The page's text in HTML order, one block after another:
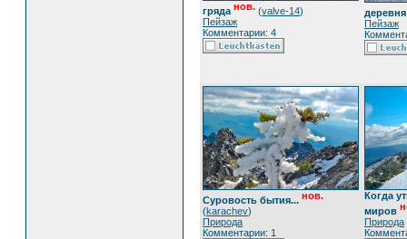
гряда нов. (valve-14)
Пейзаж
Комментарии: 4
деревня
Пейзаж
Суровость бытия... нов.
(karachev)
Природа
Комментарии: 1
Когда
миров
Природа